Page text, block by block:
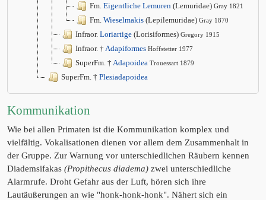
Fm. Eigentliche Lemuren (Lemuridae) Gray 1821
Fm. Wieselmakis (Lepilemuridae) Gray 1870
Infraor. Loriartige (Lorisiformes) Gregory 1915
Infraor. † Adapiformes Hoffstetter 1977
SuperFm. † Adapoidea Trouessart 1879
SuperFm. † Plesiadapoidea
Kommunikation
Wie bei allen Primaten ist die Kommunikation komplex und
vielfältig. Vokalisationen dienen vor allem dem Zusammenhalt in
der Gruppe. Zur Warnung vor unterschiedlichen Räubern kennen
Diademsifakas (Propithecus diadema) zwei unterschiedliche
Alarmrufe. Droht Gefahr aus der Luft, hören sich ihre
Lautäußerungen an wie "honk-honk-honk". Nähert sich ein